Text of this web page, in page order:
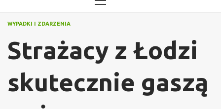
MENU
WYPADKI I ZDARZENIA
Strażacy z Łodzi
skutecznie gaszą